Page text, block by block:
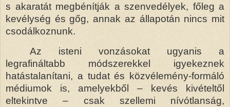
s akaratát megbénítják a szenvedélyek, főleg a
kevélység és gőg, annak az állapotán nincs mit
csodálkoznunk.
Az isteni vonzásokat ugyanis a
legrafináltabb módszerekkel igyekeznek
hatástalanítani, a tudat és közvélemény-formáló
médiumok is, amelyekből – kevés kivételtől
eltekintve – csak szellemi nívótlanság,